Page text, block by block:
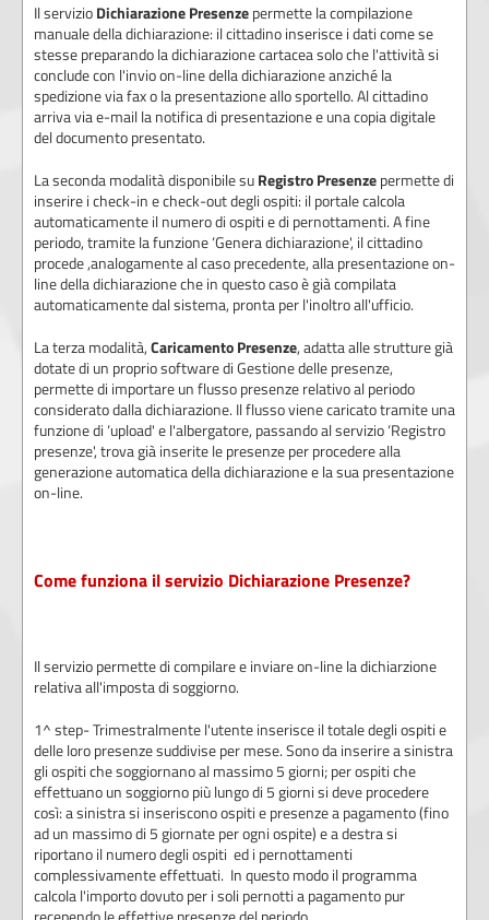
Il servizio Dichiarazione Presenze permette la compilazione
manuale della dichiarazione: il cittadino inserisce i dati come se
stesse preparando la dichiarazione cartacea solo che l'attività si
conclude con l'invio on-line della dichiarazione anziché la
spedizione via fax o la presentazione allo sportello. Al cittadino
arriva via e-mail la notifica di presentazione e una copia digitale
del documento presentato.
La seconda modalità disponibile su Registro Presenze permette di
inserire i check-in e check-out degli ospiti: il portale calcola
automaticamente il numero di ospiti e di pernottamenti. A fine
periodo, tramite la funzione ‘Genera dichiarazione', il cittadino
procede ,analogamente al caso precedente, alla presentazione on-
line della dichiarazione che in questo caso è già compilata
automaticamente dal sistema, pronta per l'inoltro all'ufficio.
La terza modalità, Caricamento Presenze, adatta alle strutture già
dotate di un proprio software di Gestione delle presenze,
permette di importare un flusso presenze relativo al periodo
considerato dalla dichiarazione. Il flusso viene caricato tramite una
funzione di ‘upload' e l'albergatore, passando al servizio ‘Registro
presenze', trova già inserite le presenze per procedere alla
generazione automatica della dichiarazione e la sua presentazione
on-line.
Come funziona il servizio Dichiarazione Presenze?
Il servizio permette di compilare e inviare on-line la dichiarzione
relativa all'imposta di soggiorno.
1^ step- Trimestralmente l'utente inserisce il totale degli ospiti e
delle loro presenze suddivise per mese. Sono da inserire a sinistra
gli ospiti che soggiornano al massimo 5 giorni; per ospiti che
effettuano un soggiorno più lungo di 5 giorni si deve procedere
così: a sinistra si inseriscono ospiti e presenze a pagamento (fino
ad un massimo di 5 giornate per ogni ospite) e a destra si
riportano il numero degli ospiti ed i pernottamenti
complessivamente effettuati. In questo modo il programma
calcola l'importo dovuto per i soli pernotti a pagamento pur